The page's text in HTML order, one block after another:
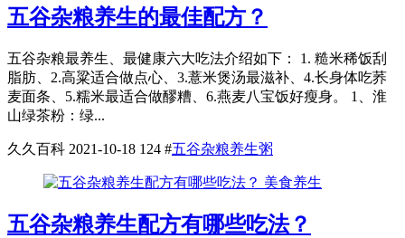
五谷杂粮养生的最佳配方？
五谷杂粮最养生、最健康六大吃法介绍如下： 1. 糙米稀饭刮
脂肪、2.高粱适合做点心、3.薏米煲汤最滋补、4.长身体吃荞
麦面条、5.糯米最适合做醪糟、6.燕麦八宝饭好瘦身。 1、淮
山绿茶粉：绿...
久久百科 2021-10-18 124 #五谷杂粮养生粥
美食养生
五谷杂粮养生配方有哪些吃法？